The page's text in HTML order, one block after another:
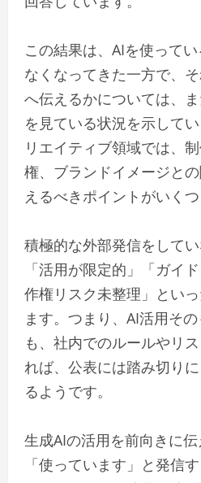
この結果は、AIを使って
なくなってきた一方で、
へ伝えるかについては、
を見ている状況を示して
リエイティブ領域では、
権、ブランドイメージと
えるべきポイントがいくつ
積極的な外部発信をしてい
「活用が限定的」「ガイ
作権リスク未整理」とい
ます。つまり、AI活用そ
も、社内でのルールやリ
れば、公表には踏み切り
るようです。
生成AIの活用を前向きに
「使っています」と発信